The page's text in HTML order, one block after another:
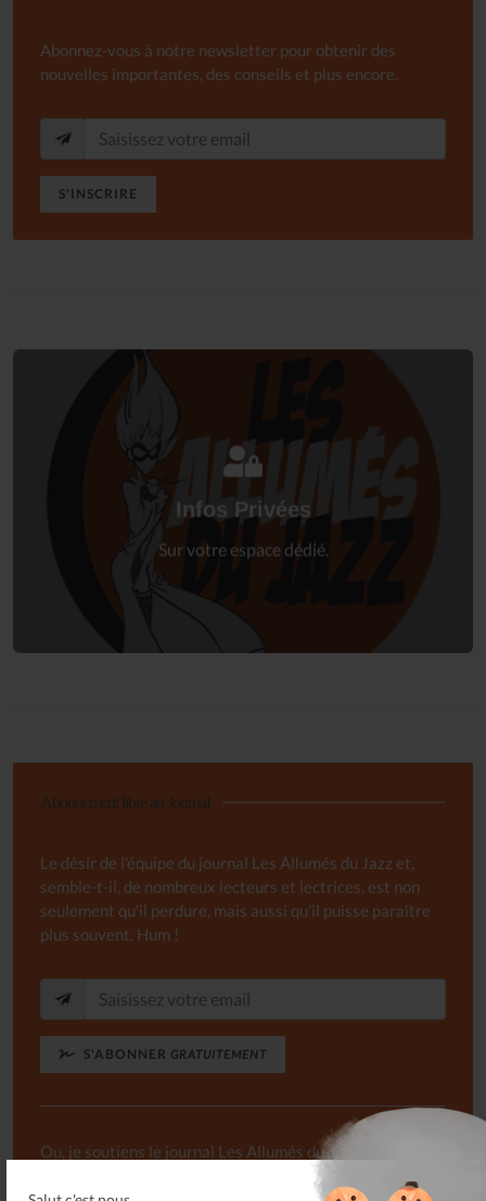
Abonnez-vous à notre newsletter pour obtenir des
nouvelles importantes, des conseils et plus encore.
S'INSCRIRE
Infos Privées
Sur votre espace dédié.
Connectez-vous
Abonnement libre au Journal
Le désir de l'équipe du journal Les Allumés du Jazz et,
semble-t-il, de nombreux lecteurs et lectrices, est non
seulement qu'il perdure, mais aussi qu'il puisse paraître
plus souvent. Hum !
S'ABONNER GRATUITEMENT
Ou, je soutiens le journal Les Allumés du Jazz pour un